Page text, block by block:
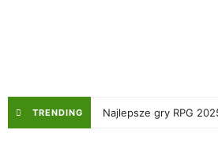
TRENDING Najlepsze gry RPG